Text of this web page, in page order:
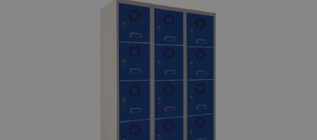
Información técnica